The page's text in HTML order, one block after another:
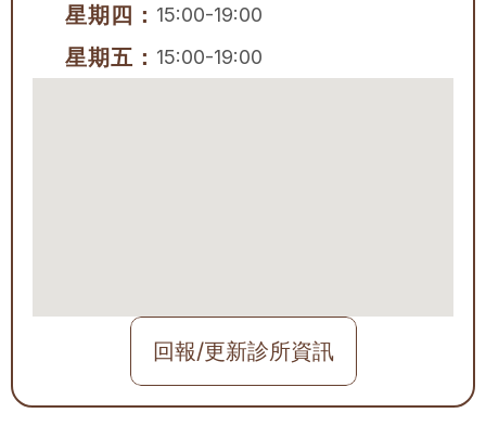
星期四： 15:00-19:00
星期五： 15:00-19:00
回報/更新診所資訊